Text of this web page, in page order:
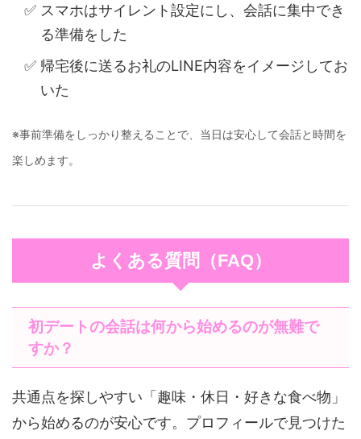
スマホはサイレント設定にし、会話に集中でき
る準備をした
帰宅後に送るお礼のLINE内容をイメージしてお
いた
※事前準備をしっかり整えることで、当日は安心して会話と時間を
楽しめます。
よくある質問（FAQ）
初デートの会話は何から始めるのが無難で
すか？
共通点を探しやすい「趣味・休日・好きな食べ物」
から始めるのが安心です。プロフィールで見つけた